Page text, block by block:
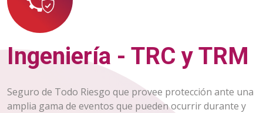
Ingeniería - TRC y TRM
Seguro de Todo Riesgo que provee protección ante una
amplia gama de eventos que pueden ocurrir durante y